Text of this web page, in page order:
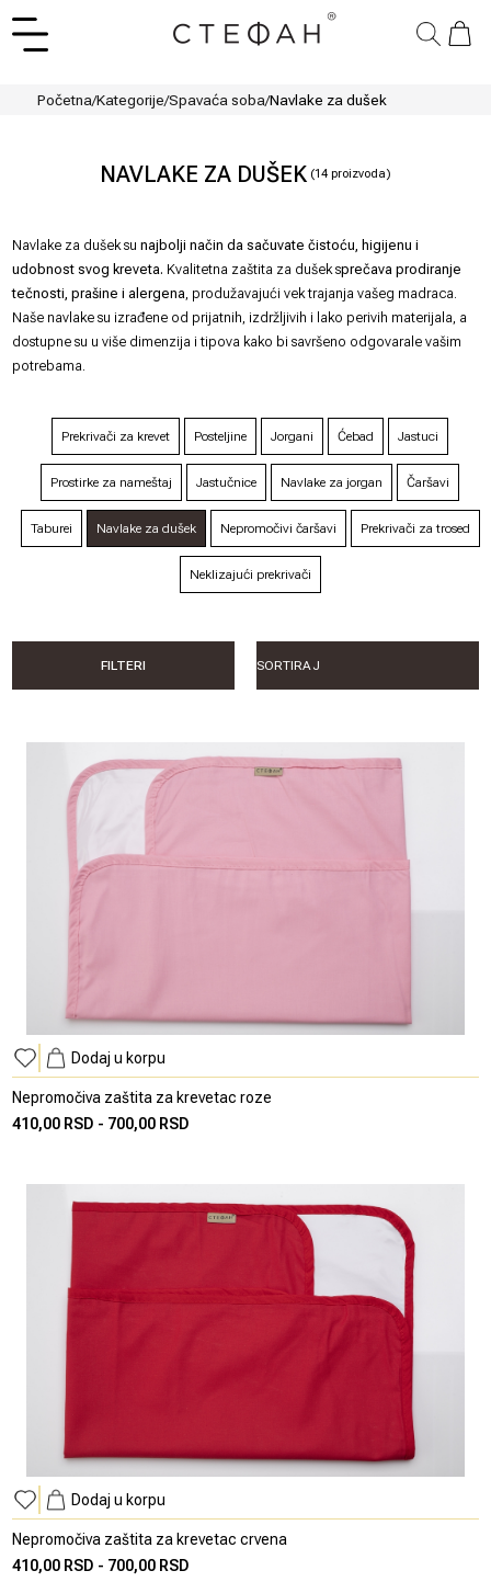
Početna/Kategorije/Spavaća soba/Navlake za dušek
NAVLAKE ZA DUŠEK (14 proizvoda)
Navlake za dušek sunajbolji način da sačuvate čistoću, higijenu i
udobnost svog kreveta. Kvalitetna zaštita za dušek sprečava prodiranje
tečnosti, prašine i alergena, produžavajući vek trajanja vašeg madraca.
Naše navlake su izrađene od prijatnih, izdržljivih i lako perivih materijala, a
dostupne su u više dimenzija i tipova kako bi savršeno odgovarale vašim
potrebama.
Prekrivači za krevet Posteljine Jorgani Ćebad Jastuci
Prostirke za nameštaj Jastučnice Navlake za jorgan Čaršavi
Taburei Navlake za dušek Nepromočivi čaršavi Prekrivači za trosed
Neklizajući prekrivači
FILTERI
Dodaj u korpu
Nepromočiva zaštita za krevetac roze
410,00 RSD - 700,00 RSD
Dodaj u korpu
Nepromočiva zaštita za krevetac crvena
410,00 RSD - 700,00 RSD